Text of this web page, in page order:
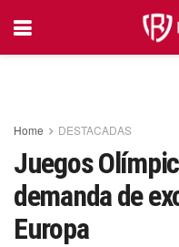
Home DESTACADAS
Juegos
demanda de
Europa